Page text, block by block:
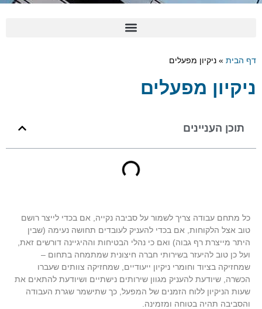
הבית»ניקיון מפעלים
מפעלים
תוכן העניינים
כל מתחם עבודה צריך לשמור על סביבה נקייה, אם בכדי לייצר רושם
טוב אצל הלקוחות, אם בכדי להעניק לעובדים תחושה נעימה (שבין
היתר מייצרת רף גבוה) ואם כי נהלי הבטיחות וההיגיינה דורשים זאת,
ועל כן טוב להיעזר בשירותי חברה חיצונית שמתמחה בתחום –
שמחזיקה בציוד וחומרי ניקיון ייעודיים, שמחזיקה צוותים שעברו
הכשרה, שיודעת להעניק מגוון שירותים נישתיים ושיודעת להתאים את
שעות הניקיון ללוח הזמנים של המפעל, כך שתישמר שגרת העבודה
והסביבה תהיה בטוחה ומזמינה.